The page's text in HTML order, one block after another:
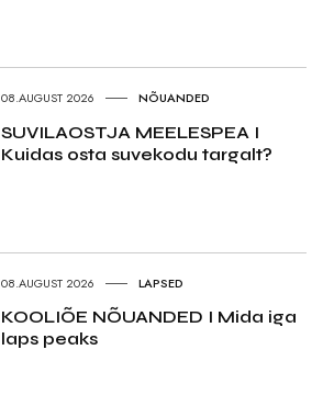
08.AUGUST 2026 NÕUANDED
SUVILAOSTJA MEELESPEA I
Kuidas osta suvekodu targalt?
08.AUGUST 2026 LAPSED
KOOLIÕE NÕUANDED I Mida iga
laps peaks